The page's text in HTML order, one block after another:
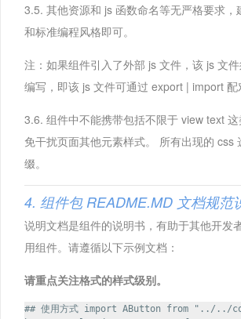
3.5. 其他资源和 js 函数命名等无严格要求，
和标准编程风格即可。
注：如果组件引入了外部 js 文件，该 js 文
编写，即该 js 文件可通过 export | import 配
3.6. 组件中不能携带包括不限于 view text
免干扰页面其他元素样式。 所有出现的 css
缀。
4. 组件包 README.MD 文档规范
说明文档是组件的说明书，有助于其他开发
用组件。请遵循以下示例文档：
请重点关注格式的样式级别。
## 使用方式 import AButton from "../../